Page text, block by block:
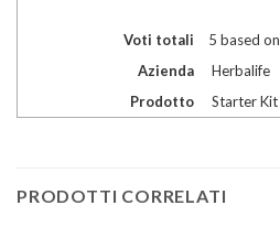
Voti totali 5 based on
Azienda
Herbalife
Prodotto
Starter Kit
PRODOTTI CORRELATI